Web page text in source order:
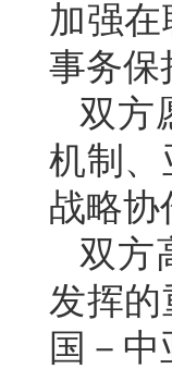
加强
事务保
双方
机制、
战略协
双方
发挥的
国－中